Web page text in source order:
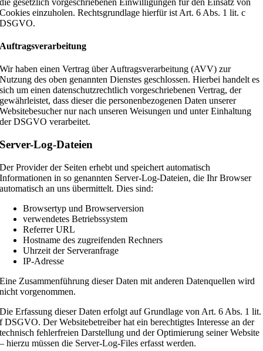
Cookies einzuholen. Rechtsgrundlage hierfür ist Art. 6 Abs. 1 lit. c
DSGVO.
Auftragsverarbeitung
Wir haben einen Vertrag über Auftragsverarbeitung (AVV) zur
Nutzung des oben genannten Dienstes geschlossen. Hierbei handelt es
sich um einen datenschutzrechtlich vorgeschriebenen Vertrag, der
gewährleistet, dass dieser die personenbezogenen Daten unserer
Websitebesucher nur nach unseren Weisungen und unter Einhaltung
der DSGVO verarbeitet.
Server-Log-Dateien
Der Provider der Seiten erhebt und speichert automatisch
Informationen in so genannten Server-Log-Dateien, die Ihr Browser
automatisch an uns übermittelt. Dies sind:
Browsertyp und Browserversion
verwendetes Betriebssystem
Referrer URL
Hostname des zugreifenden Rechners
Uhrzeit der Serveranfrage
IP-Adresse
Eine Zusammenführung dieser Daten mit anderen Datenquellen wird
nicht vorgenommen.
Die Erfassung dieser Daten erfolgt auf Grundlage von Art. 6 Abs. 1 lit.
f DSGVO. Der Websitebetreiber hat ein berechtigtes Interesse an der
technisch fehlerfreien Darstellung und der Optimierung seiner Website
– hierzu müssen die Server-Log-Files erfasst werden.